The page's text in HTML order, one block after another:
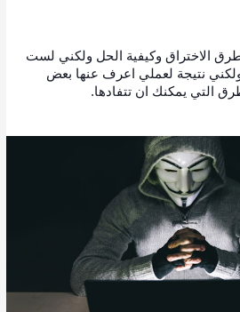
الاختراق وكيفية الحل ولكني لست
نتيجة لعملي اعرف عنها بعض
التي يمكنك ان تتفادها.